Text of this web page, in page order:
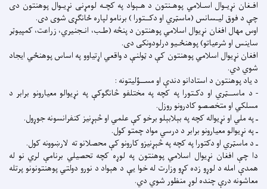
افـغان نړیـوال اسـلامي پوهـنتون د هـېواد په کچـه لومړنی نړیـوال پوهنتون دی
چې د فوق لیـسانس (ماسټري او دکــتورا ) برنامو لپاره ځانګړی شوی دی.
اوس مهال افغان نړیوال اسلامي پوهنتون د پنڅه (طـب، انـجنيري، زراعت، کمپیوټر
ساینس او شرعیاتو) پوهنځـیو درلودونکی دی.
افغان نړیوال اسلامي پوهنتون کې د ټولنې د واقعي اړتیاوو په اساس پوهنځي ایجاد
شوي دي.
د یاد پوهنتون د استادانو دندې او مســؤلیتونه :
- د ماســټري او دکـتورا په کچه په مختلفو څانګوکې په نړیوالو معیارونو برابر د
مسلکي او متخصصو کادرونو روزل.
ـ په ملي او نړیواله کچه په بېلابېلو برخو کې علمي او څېړنیز کنفرانسونه جوړول.
ـ په نړیوالو معیارونو برابر د درسي مواد چمتو کول.
ـ د ماسټري او دکتورا په کچه په څېړنیزو کارونو کې محصلانو ته لارښوونه کول.
دا چې افغان نړیوال اسلامي پوهنتون په لوړه کچه تحصیلي برنامې لري نو له
همدې امله د لوړو زده کړو وزارت له خوا یې د هېواد د نورو دولتي پوهنتونونو پرتله
معاشونه درې چنده لوړ منظور شوي دي.